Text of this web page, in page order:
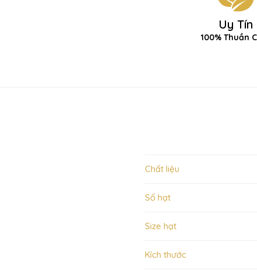
Uy Tín
100% Thuần
Chất liệu
Số hạt
Size hạt
Kích thước